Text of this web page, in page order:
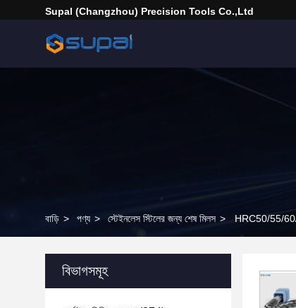
Supal (Changzhou) Precision Tools Co.,Ltd
বাড়ি > পণ্য > স্টেইনলেস স্টিলের জন্য শেষ মিলস > HRC50/55/60/
বিভাগসমূহ